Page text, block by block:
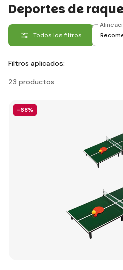
Deportes de
Todos los filtros
Filtros aplicados:
23 productos
-68%